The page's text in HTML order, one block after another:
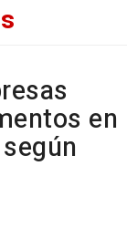
en